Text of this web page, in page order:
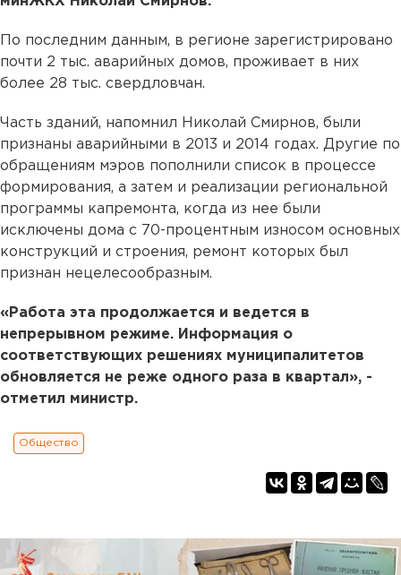
По последним данным, в регионе зарегистрировано
почти 2 тыс. аварийных домов, проживает в них
более 28 тыс. свердловчан.
Часть зданий, напомнил Николай Смирнов, были
признаны аварийными в 2013 и 2014 годах. Другие по
обращениям мэров пополнили список в процессе
формирования, а затем и реализации региональной
программы капремонта, когда из нее были
исключены дома с 70-процентным износом основных
конструкций и строения, ремонт которых был
признан нецелесообразным.
«Работа эта продолжается и ведется в
непрерывном режиме. Информация о
соответствующих решениях муниципалитетов
обновляется не реже одного раза в квартал», -
отметил министр.
Общество